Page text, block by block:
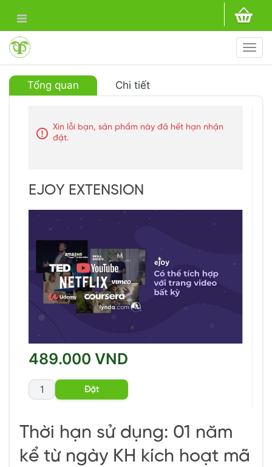
Tổng quan
Chi tiết
Xin lỗi bạn, sản phẩm này đã hết hạn nhận
đặt.
EJOY EXTENSION
489.000 VND
Thời hạn sử dụng: 01 năm
kể từ ngày KH kích hoạt mã